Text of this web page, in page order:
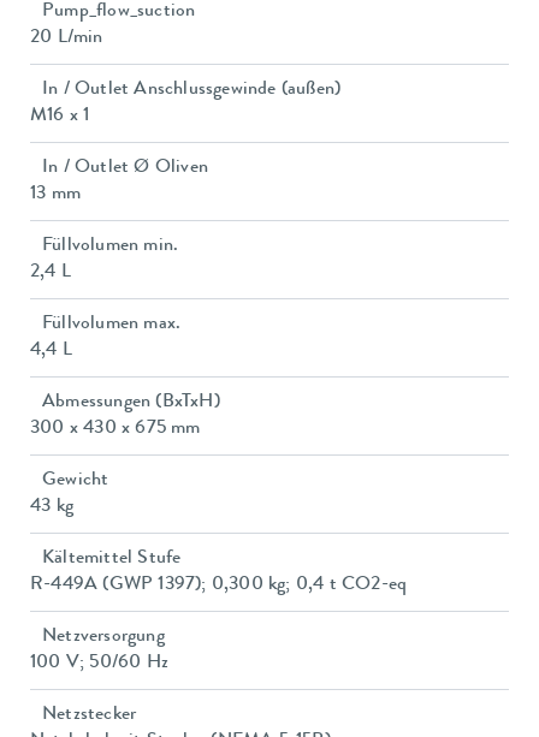
Pump_flow_suction
20 L/min
In / Outlet Anschlussgewinde (außen)
M16 x 1
In / Outlet Ø Oliven
13 mm
Füllvolumen min.
2,4 L
Füllvolumen max.
4,4 L
Abmessungen (BxTxH)
300 x 430 x 675 mm
Gewicht
43 kg
Kältemittel Stufe
R-449A (GWP 1397); 0,300 kg; 0,4 t CO2-eq
Netzversorgung
100 V; 50/60 Hz
Netzstecker